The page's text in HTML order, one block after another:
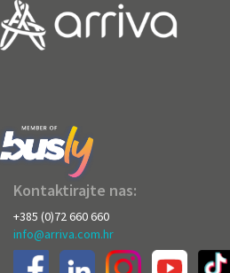
Kontaktirajte nas:
+385 (0)72 660 660
info@arriva.com.hr